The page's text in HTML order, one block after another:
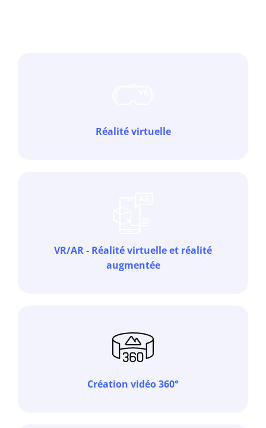
Réalité virtuelle
VR/AR - Réalité virtuelle et réalité
augmentée
Création vidéo 360°